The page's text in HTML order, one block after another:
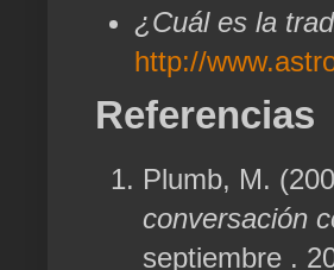
¿Cuál es la
http://
Referencias
Plumb, M.
conversación
septiembre .